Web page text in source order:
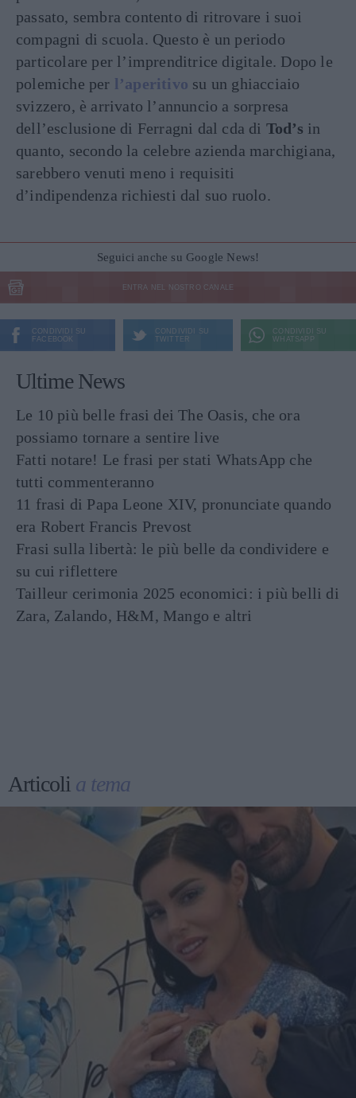
passato, sembra contento di ritrovare i suoi
compagni di scuola. Questo è un periodo
particolare per l’imprenditrice digitale. Dopo le
polemiche per l’aperitivo su un ghiacciaio
svizzero, è arrivato l’annuncio a sorpresa
dell’esclusione di Ferragni dal cda di Tod’s in
quanto, secondo la celebre azienda marchigiana,
sarebbero venuti meno i requisiti
d’indipendenza richiesti dal suo ruolo.
Seguici anche su Google News!
ENTRA NEL NOSTRO CANALE
CONDIVIDI SU
FACEBOOK
CONDIVIDI SU
TWITTER
CONDIVIDI SU
WHATSAPP
Ultime News
Le 10 più belle frasi dei The Oasis, che ora
possiamo tornare a sentire live
Fatti notare! Le frasi per stati WhatsApp che
tutti commenteranno
11 frasi di Papa Leone XIV, pronunciate quando
era Robert Francis Prevost
Frasi sulla libertà: le più belle da condividere e
su cui riflettere
Tailleur cerimonia 2025 economici: i più belli di
Zara, Zalando, H&M, Mango e altri
Articoli a tema